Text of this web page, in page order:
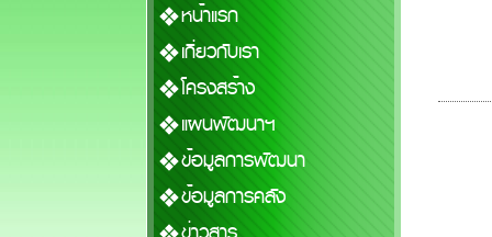
หน้าแรก
เกี่ยวกับเรา
โครงสร้าง
แผนพัฒนาฯ
ข้อมูลการพัฒนา
ข้อมูลการคลัง